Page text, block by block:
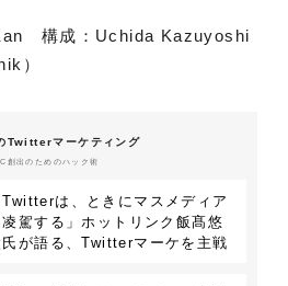
構成：Uchida Kazuyoshi
）
Twitterマーケティング
創出のためのハック術
Twitterは、ときにマスメディア
凌駕する」ホットリンク飯髙悠
氏が語る、Twitterマーケを主戦